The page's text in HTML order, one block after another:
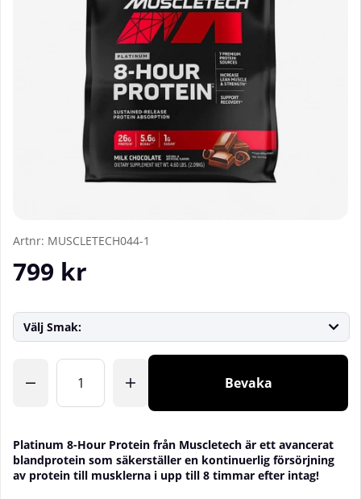
Artnr: MUSCLETECH044-1
799 kr
Välj Smak:
Bevaka
Platinum 8-Hour Protein från Muscletech är ett avancerat
blandprotein som säkerställer en kontinuerlig försörjning
av protein till musklerna i upp till 8 timmar efter intag!